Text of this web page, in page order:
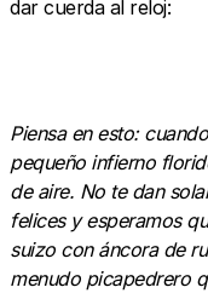
dar cuerda al reloj:
Piensa en esto:
pequeño infierno
de aire. No te dan
felices y esperamos
suizo con áncora de
menudo picapedrero